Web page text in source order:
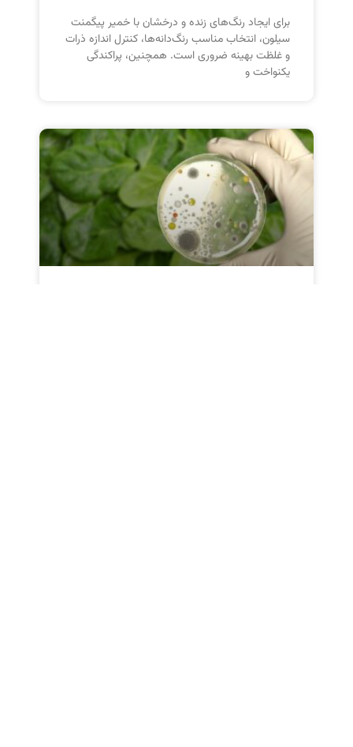
برای ایجاد رنگ‌های زنده و درخشان با خمیر پیگمنت
سیلون، انتخاب مناسب رنگ‌دانه‌ها، کنترل اندازه ذرات
و غلظت بهینه ضروری است. همچنین، پراکندگی
یکنواخت و